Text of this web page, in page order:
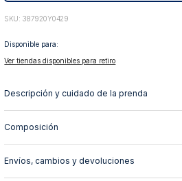
: 387920Y0429
Disponible para:
Ver tiendas disponibles para retiro
Descripción y cuidado de la prenda
Composición
Envíos, cambios y devoluciones